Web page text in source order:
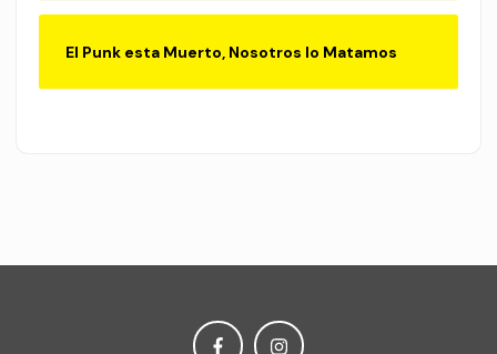
El Punk esta Muerto, Nosotros lo Matamos